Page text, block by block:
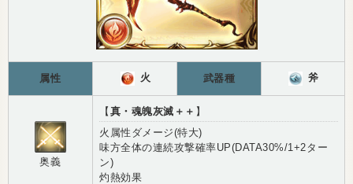
属性 火 武器種 斧
奥義
【 真・魂魄灰滅＋＋ 】
火属性ダメージ(特大)
味方全体の連続攻撃確率UP(DATA30%/1+2ター
ン)
灼熱効果